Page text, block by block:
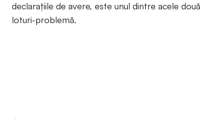
declarațiile de avere, este unul dintre acele două
loturi-problemă.